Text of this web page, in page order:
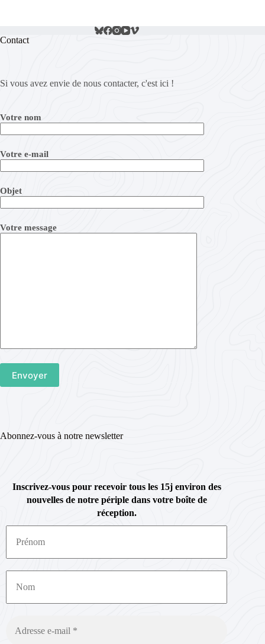
Contact
Si vous avez envie de nous contacter, c'est ici !
Votre nom
Votre e-mail
Objet
Votre message
Abonnez-vous à notre newsletter
Inscrivez-vous pour recevoir tous les 15j environ des
nouvelles de notre périple dans votre boîte de
réception.